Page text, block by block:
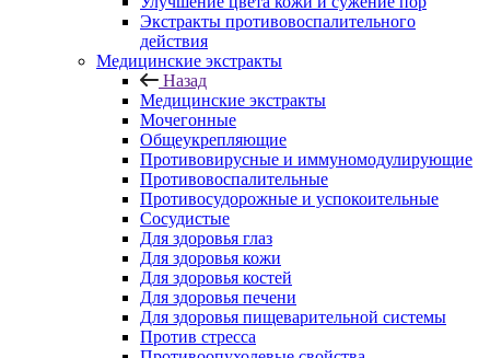
Экстракты противовоспалительного
действия
Медицинские экстракты
Назад
Медицинские экстракты
Мочегонные
Общеукрепляющие
Противовирусные и иммуномодулирующие
Противовоспалительные
Противосудорожные и успокоительные
Сосудистые
Для здоровья глаз
Для здоровья кожи
Для здоровья костей
Для здоровья печени
Для здоровья пищеварительной системы
Против стресса